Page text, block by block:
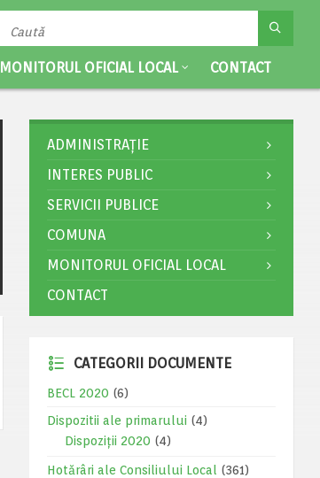
MONITORUL OFICIAL LOCAL CONTACT
ADMINISTRAȚIE
INTERES PUBLIC
SERVICII PUBLICE
COMUNA
MONITORUL OFICIAL LOCAL
CONTACT
CATEGORII DOCUMENTE
BECL 2020 (6)
Dispozitii ale primarului (4)
Dispoziții 2020 (4)
Hotărâri ale Consiliului Local
(361)